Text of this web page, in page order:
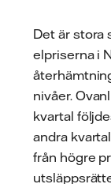
Det är stora
elpriserna i
nivåer.
kvartal
andra
från högre